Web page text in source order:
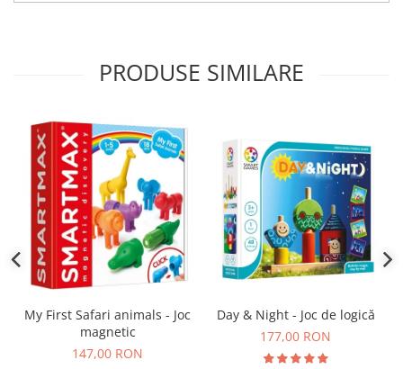
PRODUSE SIMILARE
My First Safari animals - Joc
magnetic
147,00 RON
Day & Night - Joc de logică
177,00 RON